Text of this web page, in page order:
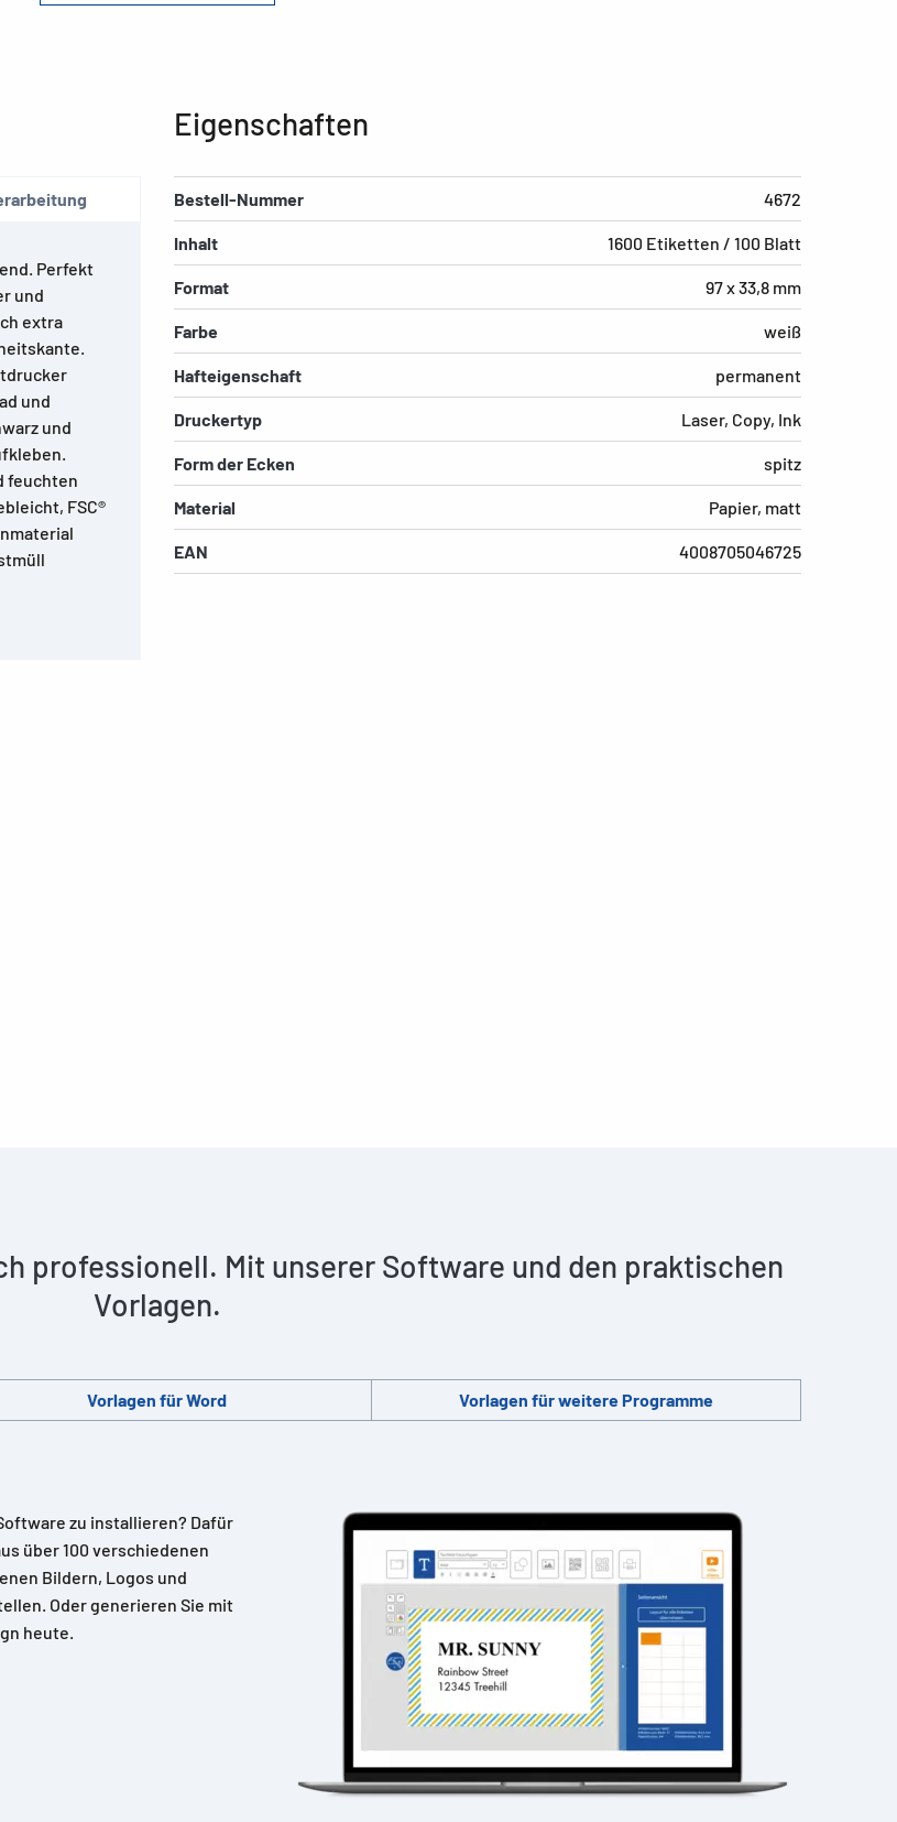
Perfekt
und
extra
und
und
feuchten
FSC®
Eigenschaften
Bestell-Nummer 4672
Inhalt 1600 Etiketten / 100 Blatt
Format 97 x 33,8 mm
Farbe weiß
Hafteigenschaft permanent
Druckertyp Laser, Copy, Ink
Form der Ecken spitz
Material Papier, matt
EAN 4008705046725
professionell. Mit unserer Software und den praktischen
Vorlagen.
Vorlagen für Word Vorlagen für weitere Programme
zu installieren? Dafür
über 100 verschiedenen
Bildern, Logos und
Oder generieren Sie mit
heute.